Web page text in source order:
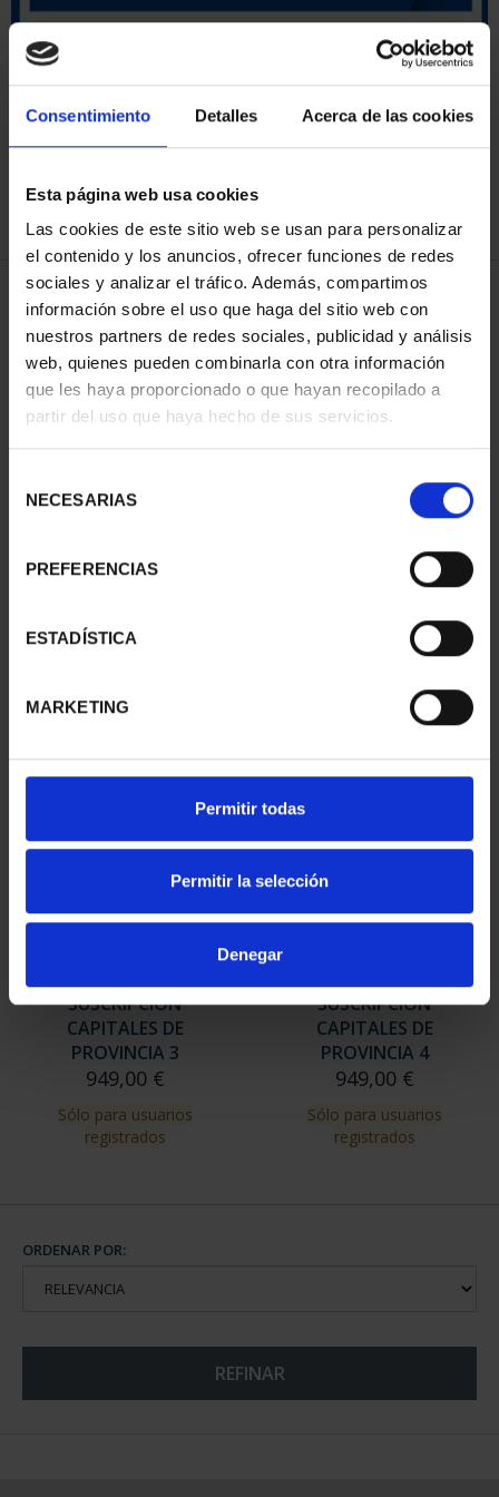
Consentimiento Detalles Acerca de las cookies
Esta página web usa cookies
Las cookies de este sitio web se usan para personalizar
el contenido y los anuncios, ofrecer funciones de redes
sociales y analizar el tráfico. Además, compartimos
información sobre el uso que haga del sitio web con
nuestros partners de redes sociales, publicidad y análisis
web, quienes pueden combinarla con otra información
que les haya proporcionado o que hayan recopilado a
partir del uso que haya hecho de sus servicios.
NECESARIAS
PREFERENCIAS
ESTADÍSTICA
MARKETING
Permitir todas
Permitir la selección
Denegar
REFINAR
4 Productos encontrados
PROVINCIA 1
Sólo para usuarios
SUSCRIPCIÓN
CAPITALES DE
PROVINCIA 2
Sólo para usuarios
registrados
SUSCRIPCIÓN
CAPITALES DE
PROVINCIA 3
949,00 €
Sólo para usuarios
registrados
SUSCRIPCIÓN
CAPITALES DE
PROVINCIA 4
949,00 €
Sólo para usuarios
registrados
ORDENAR POR:
REFINAR